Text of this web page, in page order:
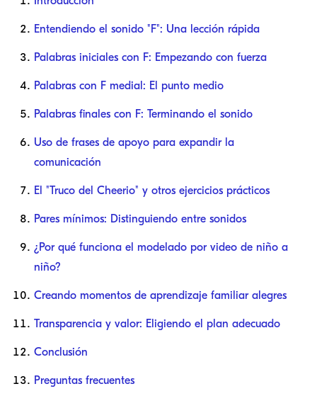
Entendiendo el sonido "F": Una lección rápida
Palabras iniciales con F: Empezando con fuerza
Palabras con F medial: El punto medio
Palabras finales con F: Terminando el sonido
Uso de frases de apoyo para expandir la
comunicación
El "Truco del Cheerio" y otros ejercicios prácticos
Pares mínimos: Distinguiendo entre sonidos
¿Por qué funciona el modelado por video de niño a
niño?
Creando momentos de aprendizaje familiar alegres
Transparencia y valor: Eligiendo el plan adecuado
Conclusión
Preguntas frecuentes